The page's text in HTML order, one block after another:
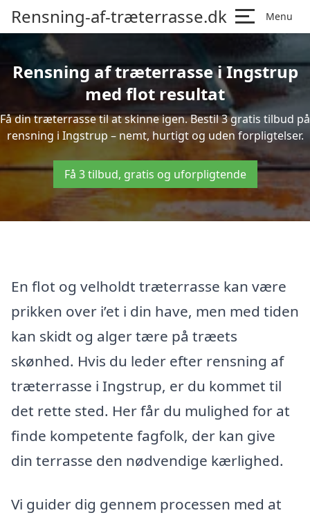
Rensning-af-træterrasse.dk Menu
Rensning af træterrasse i Ingstrup
med flot resultat
Få din træterrasse til at skinne igen. Bestil 3 gratis tilbud på
rensning i Ingstrup – nemt, hurtigt og uden forpligtelser.
Få 3 tilbud, gratis og uforpligtende
En flot og velholdt træterrasse kan være
prikken over i’et i din have, men med tiden
kan skidt og alger tære på træets
skønhed. Hvis du leder efter rensning af
træterrasse i Ingstrup, er du kommet til
det rette sted. Her får du mulighed for at
finde kompetente fagfolk, der kan give
din terrasse den nødvendige kærlighed.
Vi guider dig gennem processen med at